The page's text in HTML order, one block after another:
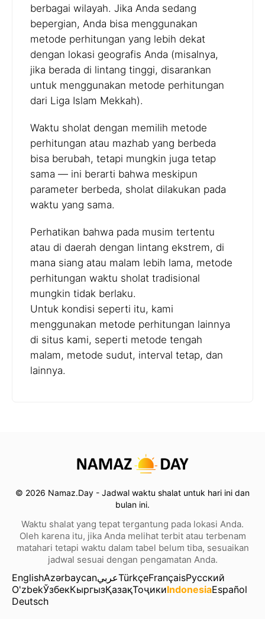
berbagai wilayah. Jika Anda sedang
bepergian, Anda bisa menggunakan
metode perhitungan yang lebih dekat
dengan lokasi geografis Anda (misalnya,
jika berada di lintang tinggi, disarankan
untuk menggunakan metode perhitungan
dari Liga Islam Mekkah).
Waktu sholat dengan memilih metode
perhitungan atau mazhab yang berbeda
bisa berubah, tetapi mungkin juga tetap
sama — ini berarti bahwa meskipun
parameter berbeda, sholat dilakukan pada
waktu yang sama.
Perhatikan bahwa pada musim tertentu
atau di daerah dengan lintang ekstrem, di
mana siang atau malam lebih lama, metode
perhitungan waktu sholat tradisional
mungkin tidak berlaku.
Untuk kondisi seperti itu, kami
menggunakan metode perhitungan lainnya
di situs kami, seperti metode tengah
malam, metode sudut, interval tetap, dan
lainnya.
© 2026 Namaz.Day - Jadwal waktu shalat untuk hari ini dan
bulan ini.
Waktu shalat yang tepat tergantung pada lokasi Anda.
Oleh karena itu, jika Anda melihat terbit atau terbenam
matahari tetapi waktu dalam tabel belum tiba, sesuaikan
jadwal sesuai dengan pengamatan Anda.
EnglishAzərbaycanعربيTürkçeFrançaisРусский
O'zbekЎзбекКыргызҚазақТоҷикиIndonesiaEspañol
Deutsch